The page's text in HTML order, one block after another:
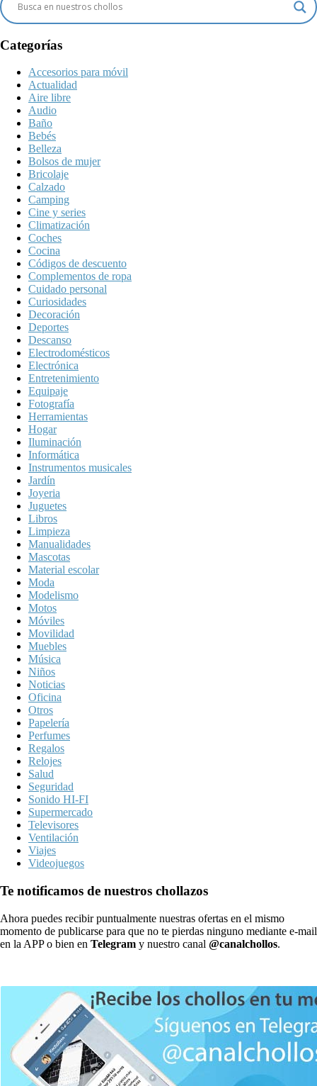
Categorías
Accesorios para móvil
Actualidad
Aire libre
Audio
Baño
Bebés
Belleza
Bolsos de mujer
Bricolaje
Calzado
Camping
Cine y series
Climatización
Coches
Cocina
Códigos de descuento
Complementos de ropa
Cuidado personal
Curiosidades
Decoración
Deportes
Descanso
Electrodomésticos
Electrónica
Entretenimiento
Equipaje
Fotografía
Herramientas
Hogar
Iluminación
Informática
Instrumentos musicales
Jardín
Joyeria
Juguetes
Libros
Limpieza
Manualidades
Mascotas
Material escolar
Moda
Modelismo
Motos
Móviles
Movilidad
Muebles
Música
Niños
Noticias
Oficina
Otros
Papelería
Perfumes
Regalos
Relojes
Salud
Seguridad
Sonido HI-FI
Supermercado
Televisores
Ventilación
Viajes
Videojuegos
Te notificamos de nuestros chollazos
Ahora puedes recibir puntualmente nuestras ofertas en el mismo
momento de publicarse para que no te pierdas ninguno mediante e-mail
en la APP o bien en Telegram y nuestro canal @canalchollos.